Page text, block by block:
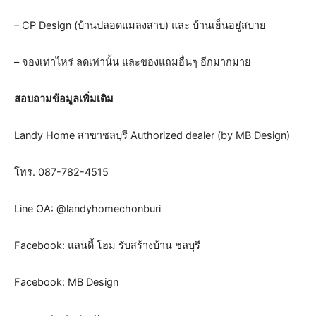
– CP Design (บ้านปลอดแมลงสาบ) และ บ้านเย็นอยู่สบาย
– จองเท่าไหร่ ลดเท่านั้น และของแถมอื่นๆ อีกมากมาย
สอบถามข้อมูลเพิ่มเติม
Landy Home สาขาชลบุรี Authorized dealer (by MB Design)
โทร. 087-782-4515
Line OA: @landyhomechonburi
Facebook: แลนดี้ โฮม รับสร้างบ้าน ชลบุรี
Facebook: MB Design